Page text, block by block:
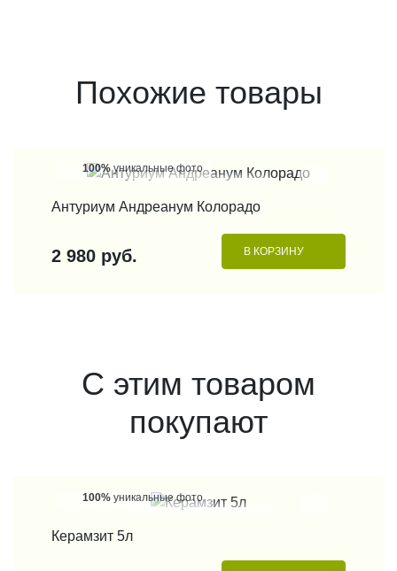
Похожие товары
Колорадо
В КОРЗИНУ
100%уникальные фото
Гузмания Микс 1
2 538 руб.
С этим товаром
покупают
уникальные фото
Керамзит 5л